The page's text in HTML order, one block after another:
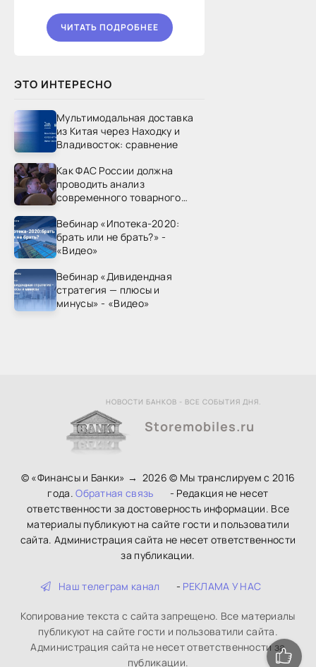
ЧИТАТЬ ПОДРОБНЕЕ
ЭТО ИНТЕРЕСНО
Мультимодальная доставка
из Китая через Находку и
Владивосток: сравнение
Как ФАС России должна
проводить анализ
современного товарного
России»
Вебинар «Ипотека-2020:
брать или не брать?» -
«Видео»
Вебинар «Дивидендная
стратегия — плюсы и
минусы» - «Видео»
Storemobiles.ru
НОВОСТИ БАНКОВ - ВСЕ СОБЫТИЯ ДНЯ.
© «Финансы и Банки» → 2026 © Мы транслируем с 2016
года.Обратная связь
- Редакция не несет
ответственности за достоверность информации. Все
материалы публикуют на сайте гости и пользоватили
сайта. Администрация сайта не несет ответственности
за публикации.
Наш телеграм канал - РЕКЛАМА У НАС
Копирование текста с сайта запрещено. Все материалы
публикуют на сайте гости и пользоватили сайта.
Администрация сайта не несет ответственности за
публикации.